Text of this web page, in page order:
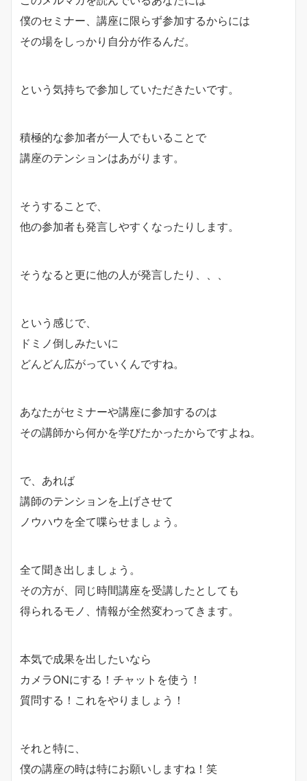
僕のセミナー、講座に限らず参加するからには
その場をしっかり自分が作るんだ。
という気持ちで参加していただきたいです。
積極的な参加者が一人でもいることで
講座のテンションはあがります。
そうすることで、
他の参加者も発言しやすくなったりします。
そうなると更に他の人が発言したり、、、
という感じで、
ドミノ倒しみたいに
どんどん広がっていくんですね。
あなたがセミナーや講座に参加するのは
その講師から何かを学びたかったからですよね。
で、あれば
講師のテンションを上げさせて
ノウハウを全て喋らせましょう。
全て聞き出しましょう。
その方が、同じ時間講座を受講したとしても
得られるモノ、情報が全然変わってきます。
本気で成果を出したいなら
カメラONにする！チャットを使う！
質問する！これをやりましょう！
それと特に、
僕の講座の時は特にお願いしますね！笑